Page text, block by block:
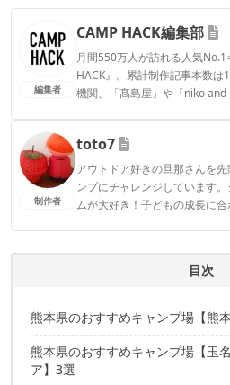
編集者
CAMP HACK編集部
月間550万人が訪れる人気
HACK』。累計制作記事本数
機関、「髙島屋」や「niko
CAMP HACK編集部のプロフ
制作者
toto7
アウトドア好きの旦那さんを
ンプにチャレンジしています
ムが大好き！子どもの成長に
目次
熊本県のおすすめキャンプ場【熊
井無田高原キャンプ場
服掛松キャンプ場
熊本県のおすすめキャンプ場【玉
ア】3選